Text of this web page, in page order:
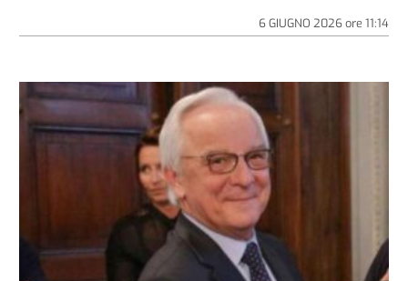
6 GIUGNO 2026ore 11:14